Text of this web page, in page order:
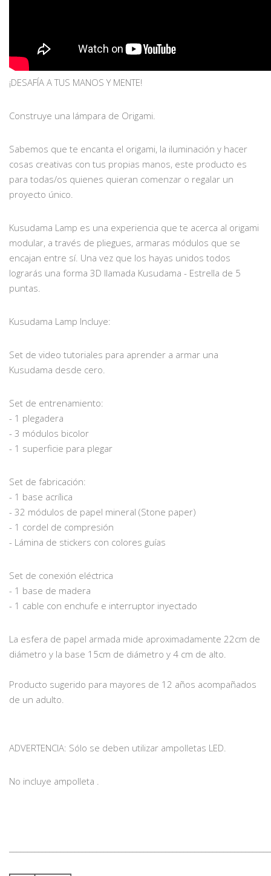
¡DESAFÍA A TUS MANOS Y MENTE!
Construye una lámpara de Origami.
Sabemos que te encanta el origami, la iluminación y hacer
cosas creativas con tus propias manos, este producto es
para todas/os quienes quieran comenzar o regalar un
proyecto único.
Kusudama Lamp es una experiencia que te acerca al origami
modular, a través de pliegues, armaras módulos que se
encajan entre sí. Una vez que los hayas unidos todos
lograrás una forma 3D llamada Kusudama - Estrella de 5
puntas.
Kusudama Lamp Incluye:
Set de video tutoriales para aprender a armar una
Kusudama desde cero.
Set de entrenamiento:
- 1 plegadera
- 3 módulos bicolor
- 1 superficie para plegar
Set de fabricación:
- 1 base acrílica
- 32 módulos de papel mineral (Stone paper)
- 1 cordel de compresión
- Lámina de stickers con colores guías
Set de conexión eléctrica
- 1 base de madera
- 1 cable con enchufe e interruptor inyectado
La esfera de papel armada mide aproximadamente 22cm de
diámetro y la base 15cm de diámetro y 4 cm de alto.
Producto sugerido para mayores de 12 años acompañados
de un adulto.
ADVERTENCIA: Sólo se deben utilizar ampolletas LED.
No incluye ampolleta .